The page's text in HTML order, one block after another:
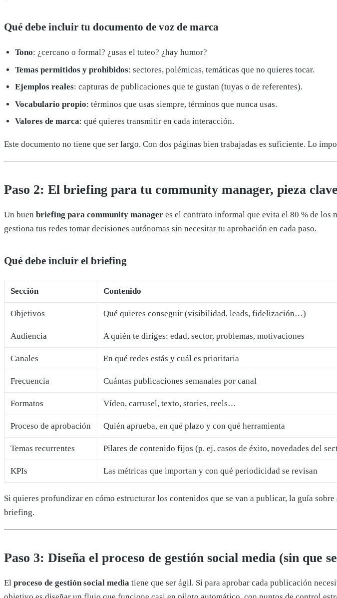
Qué debe incluir tu documento de voz de marca
Tono: ¿cercano o formal? ¿usas el tuteo? ¿hay humor?
Temas permitidos y prohibidos: sectores, polémicas, temáticas que no quieres tocar.
Ejemplos reales: capturas de publicaciones que te gustan (tuyas o de referentes).
Vocabulario propio: términos que usas siempre, términos que nunca usas.
Valores de marca: qué quieres transmitir en cada interacción.
Este documento no tiene que ser largo. Con dos páginas bien trabajadas es suficiente. Lo
Paso 2: El briefing para tu community manager, pieza
Un buen briefing para community manager es el contrato informal que evita el 80 % de los
gestiona tus redes tomar decisiones autónomas sin necesitar tu aprobación en cada paso.
Qué debe incluir el briefing
Sección Contenido
Objetivos Qué quieres conseguir (visibilidad, leads, fidelización…)
Audiencia A quién te diriges: edad, sector, problemas, motivaciones
Canales En qué redes estás y cuál es prioritaria
Frecuencia Cuántas publicaciones semanales por canal
Formatos Vídeo, carrusel, texto, stories, reels…
Proceso de aprobación Quién aprueba, en qué plazo y con qué herramienta
Temas recurrentes Pilares de contenido fijos (p. ej. casos de éxito, novedades del
KPIs Las métricas que importan y con qué periodicidad se revisan
Si quieres profundizar en cómo estructurar los contenidos que se van a publicar, la guía sobre
briefing.
Paso 3: Diseña el proceso de gestión social media (sin que
El proceso de gestión social media tiene que ser ágil. Si para aprobar cada publicación